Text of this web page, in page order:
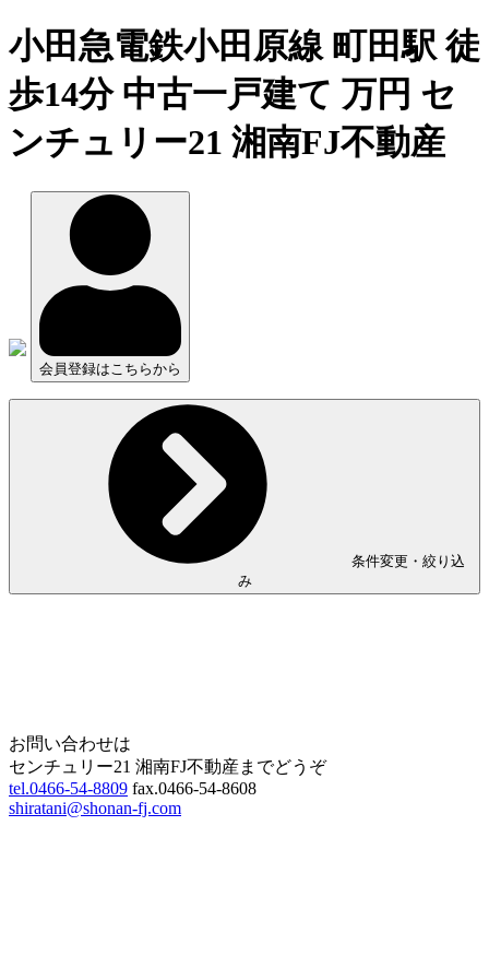
小田急電鉄小田原線 町田駅 徒
歩14分 中古一戸建て 万円 セ
ンチュリー21 湘南FJ不動産
会員登録はこちらから
条件変更・絞り込
み
お問い合わせは
センチュリー21 湘南FJ不動産までどうぞ
tel.0466-54-8809 fax.0466-54-8608
shiratani@shonan-fj.com